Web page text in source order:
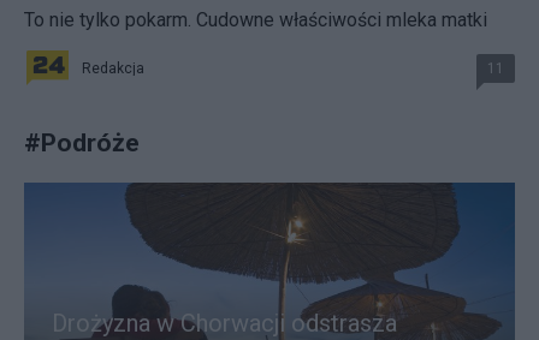
To nie tylko pokarm. Cudowne właściwości mleka matki
Redakcja 11
#Podróże
Drożyzna w Chorwacji odstrasza